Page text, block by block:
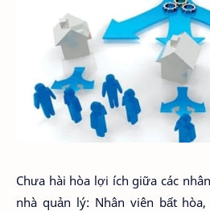
Chưa hài hòa lợi ích giữa các
nhà quản lý: Nhân viên bất